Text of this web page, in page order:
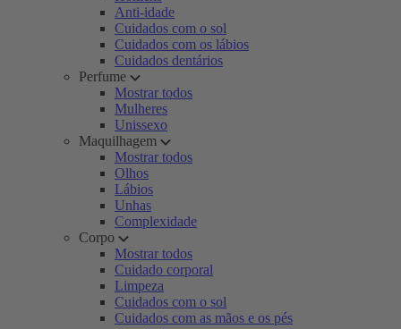
Anti-idade
Cuidados com o sol
Cuidados com os lábios
Cuidados dentários
Perfume
Mostrar todos
Mulheres
Unissexo
Maquilhagem
Mostrar todos
Olhos
Lábios
Unhas
Complexidade
Corpo
Mostrar todos
Cuidado corporal
Limpeza
Cuidados com o sol
Cuidados com as mãos e os pés